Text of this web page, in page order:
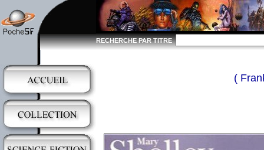
RECHERCHE PAR TITRE
(